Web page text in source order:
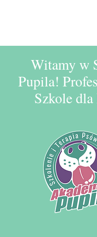
Witamy w
Pupila!
Szkole